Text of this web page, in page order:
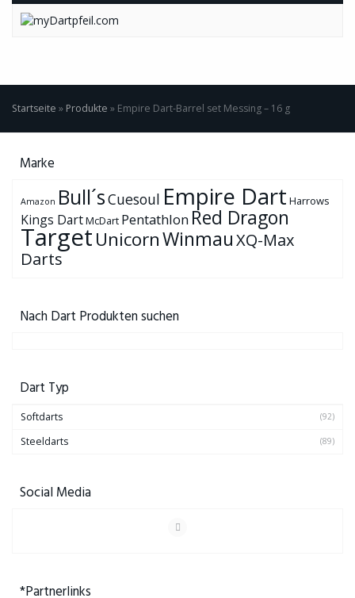
Startseite » Produkte » Empire Dart-Barrel set Messing – 16 g
Marke
Amazon Bull´sCuesoul Empire Dart Harrows
Kings DartMcDart Pentathlon Red Dragon
TargetUnicornWinmauXQ-Max
Darts
Nach Dart Produkten suchen
Dart Typ
Softdarts (92)
Steeldarts (89)
Social Media
*Partnerlinks